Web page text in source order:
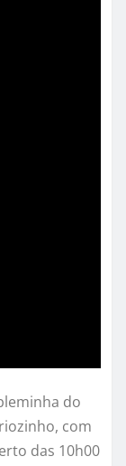
do
com
das 10h00